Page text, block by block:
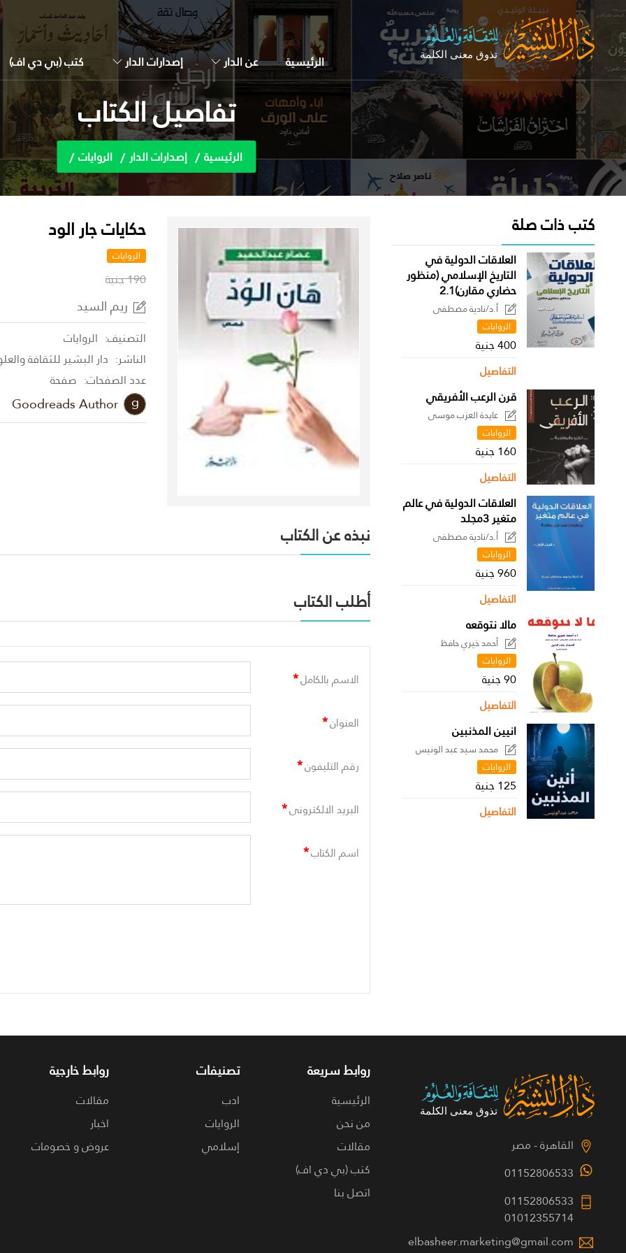
الرئيسية عن الدار إصدارات الدار كتب (بي دي اف)
تفاصيل الكتاب
الرئيسية إصدارات الدار الروايات
كتب ذات صلة
العلاقات الدولية في
التاريخ الإسلامي (منظور
حضاري مقارن)2.1
أ.د/نادية مصطفى
الروايات
400 جنية
التفاصيل
قرن الرعب الأفريقي
عايدة العزب موسى
الروايات
160 جنية
التفاصيل
العلاقات الدولية في عالم
متغير 3مجلد
أ.د/نادية مصطفى
الروايات
960 جنية
التفاصيل
مالا نتوقعه
أحمد خيري حافظ
الروايات
90 جنية
التفاصيل
انيين المذنبين
محمد سيد عبد الونيس
الروايات
125 جنية
التفاصيل
حكايات جار الود
الروايات
190 جنية
ريم السيد
التصنيف: الروايات
الناشر: دار البشير للثقافة
عدد الصفحات: صفحة
Goodreads Author
نبذه عن الكتاب
أطلب الكتاب
الاسم بالكامل*
العنوان*
رقم التليفون*
البريد الالكترونى*
اسم الكتاب*
القاهرة - مصر
01152806533
01152806533
01012355714
elbasheer.marketing@gmail.com
روابط سريعة
الرئيسية
من نحن
مقالات
كتب (بي دي اف)
اتصل بنا
تصنيفات
ادب
الروايات
إسلامي
روابط خارجية
مقالات
اخبار
عروض و خصومات